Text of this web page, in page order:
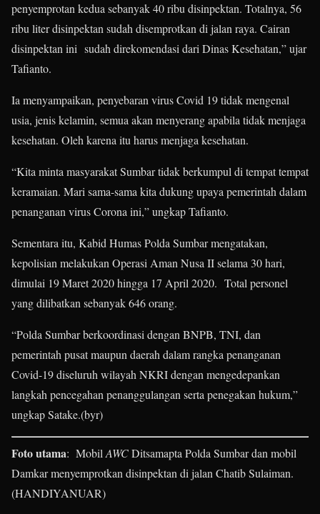
penyemprotan kedua sebanyak 40 ribu disinpektan. Totalnya, 56
ribu liter disinpektan sudah disemprotkan di jalan raya. Cairan
disinpektan ini sudah direkomendasi dari Dinas Kesehatan,” ujar
Tafianto.
Ia menyampaikan, penyebaran virus Covid 19 tidak mengenal
usia, jenis kelamin, semua akan menyerang apabila tidak menjaga
kesehatan. Oleh karena itu harus menjaga kesehatan.
“Kita minta masyarakat Sumbar tidak berkumpul di tempat tempat
keramaian. Mari sama-sama kita dukung upaya pemerintah dalam
penanganan virus Corona ini,” ungkap Tafianto.
Sementara itu, Kabid Humas Polda Sumbar mengatakan,
kepolisian melakukan Operasi Aman Nusa II selama 30 hari,
dimulai 19 Maret 2020 hingga 17 April 2020. Total personel
yang dilibatkan sebanyak 646 orang.
“Polda Sumbar berkoordinasi dengan BNPB, TNI, dan
pemerintah pusat maupun daerah dalam rangka penanganan
Covid-19 diseluruh wilayah NKRI dengan mengedepankan
langkah pencegahan penanggulangan serta penegakan hukum,”
ungkap Satake.(byr)
Foto utama: Mobil AWCDitsamapta Polda Sumbar dan mobil
Damkar menyemprotkan disinpektan di jalan Chatib Sulaiman.
(HANDIYANUAR)